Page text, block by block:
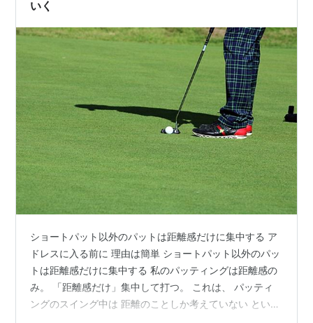
いく
ショートパット以外のパットは距離感だけに集中する ア
ドレスに入る前に 理由は簡単 ショートパット以外のパッ
トは距離感だけに集中する 私のパッティングは距離感の
み。 「距離感だけ」集中して打つ。 これは、 パッティ
ングのスイング中は 距離のことしか考えていない という